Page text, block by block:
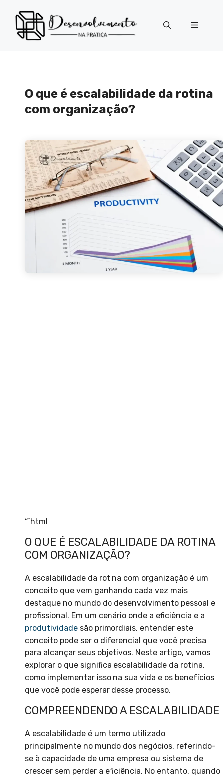
para
conteúdo
Menu
O que é escalabilidade da rotina
com organização?
“`html
O QUE É ESCALABILIDADE DA ROTINA
COM ORGANIZAÇÃO?
A escalabilidade da rotina com organização é um
conceito que vem ganhando cada vez mais
destaque no mundo do desenvolvimento pessoal e
profissional. Em um cenário onde a eficiência e a
produtividade são primordiais, entender este
conceito pode ser o diferencial que você precisa
para alcançar seus objetivos. Neste artigo, vamos
explorar o que significa escalabilidade da rotina,
como implementar isso na sua vida e os benefícios
que você pode esperar desse processo.
COMPREENDENDO A ESCALABILIDADE
A escalabilidade é um termo utilizado
principalmente no mundo dos negócios, referindo-
se à capacidade de uma empresa ou sistema de
crescer sem perder a eficiência. No entanto, quando